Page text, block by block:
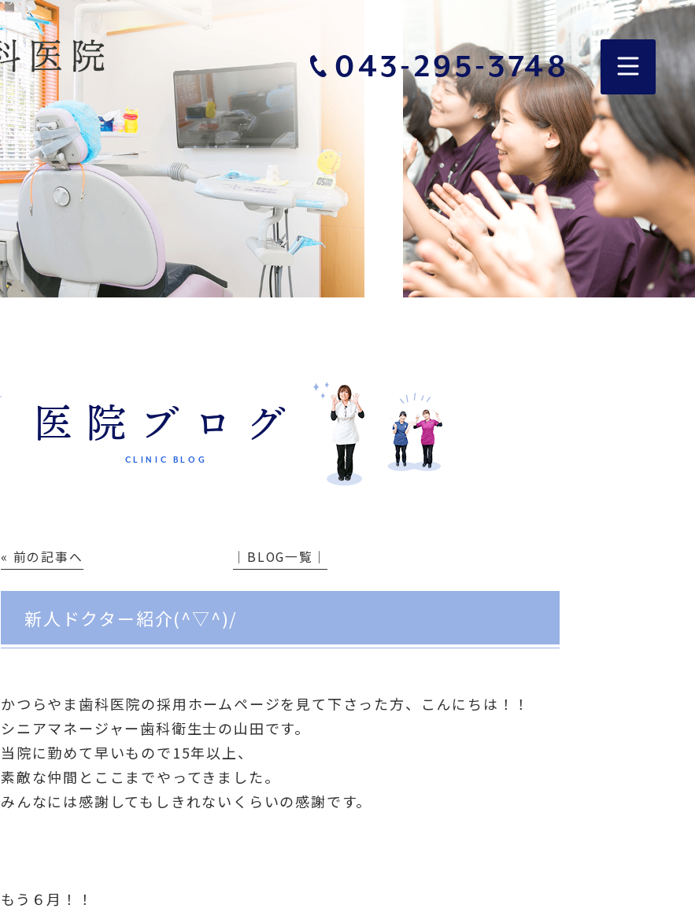
043-295-3748
医院ブログ
CLINIC BLOG
« 前の記事へ │BLOG一覧│
新人ドクター紹介(^▽^)/
かつらやま歯科医院の採用ホームページを見て下さった方、こんにちは！！
シニアマネージャー歯科衛生士の山田です。
当院に勤めて早いもので15年以上、
素敵な仲間とここまでやってきました。
みんなには感謝してもしきれないくらいの感謝です。
もう６月！！